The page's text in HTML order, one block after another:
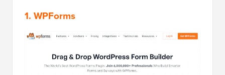
1. WPForms